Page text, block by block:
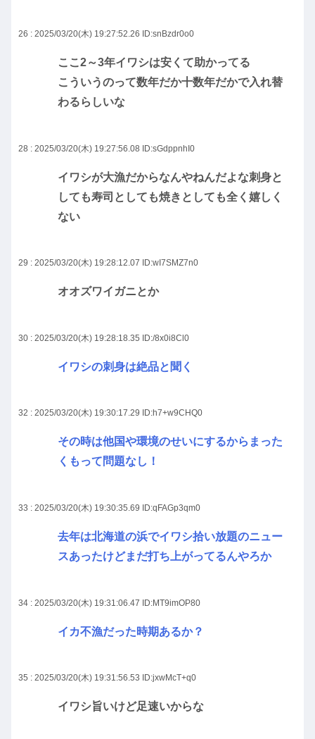
26 : 2025/03/20(木) 19:27:52.26 ID:snBzdr0o0
ここ2～3年イワシは安くて助かってる
こういうのって数年だか十数年だかで入れ替
わるらしいな
28 : 2025/03/20(木) 19:27:56.08 ID:sGdppnhI0
イワシが大漁だからなんやねんだよな刺身と
しても寿司としても焼きとしても全く嬉しく
ない
29 : 2025/03/20(木) 19:28:12.07 ID:wI7SMZ7n0
オオズワイガニとか
30 : 2025/03/20(木) 19:28:18.35 ID:/8x0i8Cl0
イワシの刺身は絶品と聞く
32 : 2025/03/20(木) 19:30:17.29 ID:h7+w9CHQ0
その時は他国や環境のせいにするからまった
くもって問題なし！
33 : 2025/03/20(木) 19:30:35.69 ID:qFAGp3qm0
去年は北海道の浜でイワシ拾い放題のニュー
スあったけどまだ打ち上がってるんやろか
34 : 2025/03/20(木) 19:31:06.47 ID:MT9imOP80
イカ不漁だった時期あるか？
35 : 2025/03/20(木) 19:31:56.53 ID:jxwMcT+q0
イワシ旨いけど足速いからな